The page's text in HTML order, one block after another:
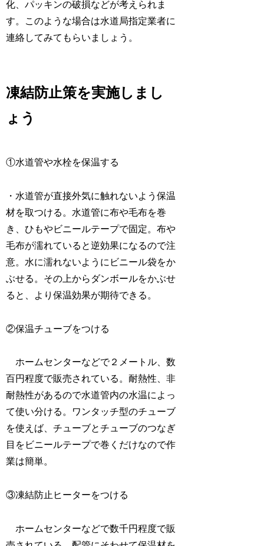
化、パッキンの破損などが考えられま
す。このような場合は水道局指定業者に
連絡してみてもらいましょう。
凍結防止策を実施しまし
ょう
①水道管や水栓を保温する
・水道管が直接外気に触れないよう保温
材を取つける。水道管に布や毛布を巻
き、ひもやビニールテープで固定。布や
毛布が濡れていると逆効果になるので注
意。水に濡れないようにビニール袋をか
ぶせる。その上からダンボールをかぶせ
ると、より保温効果が期待できる。
②保温チューブをつける
ホームセンターなどで２メートル、数
百円程度で販売されている。耐熱性、非
耐熱性があるので水道管内の水温によっ
て使い分ける。ワンタッチ型のチューブ
を使えば、チューブとチューブのつなぎ
目をビニールテープで巻くだけなので作
業は簡単。
③凍結防止ヒーターをつける
ホームセンターなどで数千円程度で販